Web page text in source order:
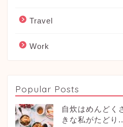
Travel
Work
Popular Posts
自炊はめんどく
きな私がたどり